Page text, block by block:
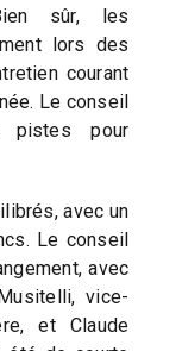
sûr, les
lors des
courant
Le conseil
pistes pour
avec un
Le conseil
avec
vice-
et Claude